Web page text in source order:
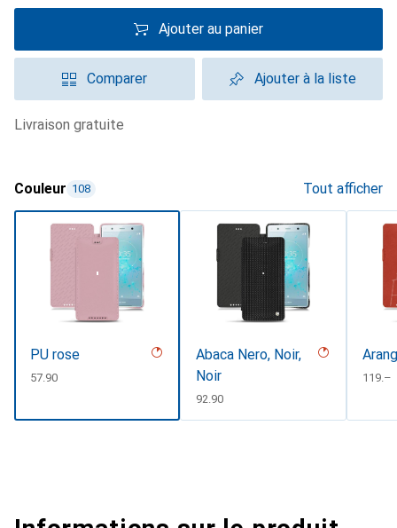
Ajouter au panier
Comparer Ajouter à la liste
livraison gratuite
Couleur 108 Tout afficher
PU rose
CHF
57.90
Abaca Nero, Noir,
Noir
CHF
92.90
CHF
119.–